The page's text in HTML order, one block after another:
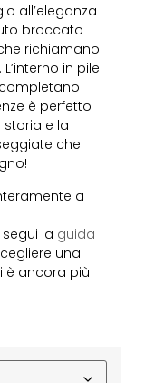
all’eleganza
broccato
richiamano
in pile
è perfetto
e la
che
a
la guida
una
è ancora più